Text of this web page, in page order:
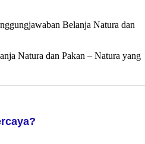
Belanja Natura dan
Natura dan Pakan – Natura yang